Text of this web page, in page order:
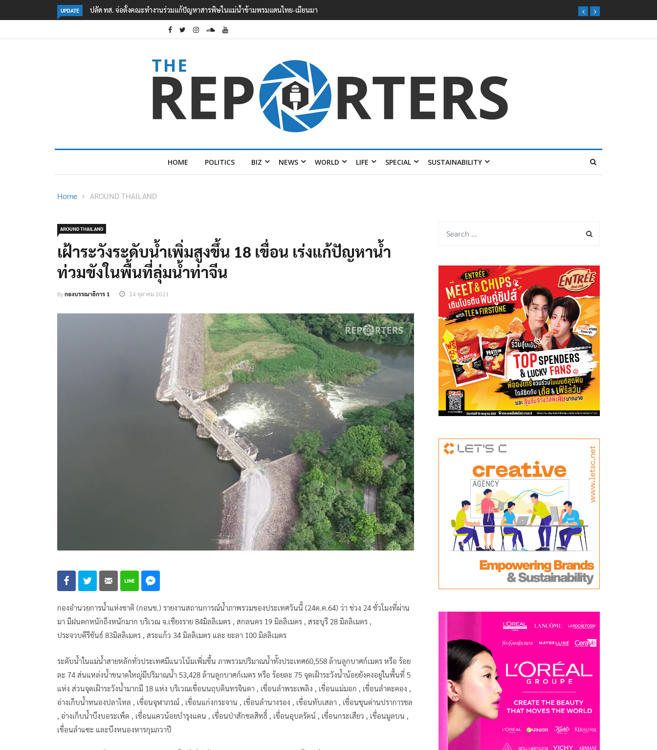
UPDATE คืบหน้าเหตุกราดยิงโรงเรียนเทพศิรินทร์ นนทบุรี บาดเจ็บอย่างน้อย 15 เสียชีวิตแล้ว 5
HOME POLITICS BIZ NEWS WORLD LIFE SPECIAL SUSTAINABILITY
Home AROUND THAILAND
AROUND THAILAND
เฝ้าระวังระดับน้ำเพิ่มสูงขึ้น 18 เขื่อน เร่งแก้ปัญหาน้ำ
ท่วมขังในพื้นที่ลุ่มน้ำท่าจีน
Byกองบรรณาธิการ 1 24 ตุลาคม 2021
กองอำนวยการน้ำแห่งชาติ (กอนช.) รายงานสถานการณ์น้ำภาพรวมของประเทศวันนี้ (24ต.ค.64) ว่า ช่วง 24 ชั่วโมงที่ผ่าน
มา มีฝนตกหนักถึงหนักมาก บริเวณ จ.เชียงราย 84มิลลิเมตร , สกลนคร 19 มิลลิเมตร , สระบุรี 28 มิลลิเมตร ,
ประจวบคีรีขันธ์ 83มิลลิเมตร , สระแก้ว 34 มิลลิเมตร และ ยะลา 100 มิลลิเมตร
ระดับน้ำในแม่น้ำสายหลักทั่วประเทศมีแนวโน้มเพิ่มขึ้น ภาพรวมปริมาณน้ำทั้งประเทศ60,558 ล้านลูกบาศก์เมตร หรือ ร้อย
ละ 74 ส่นแหล่งน้ำขนาดใหญ่มีปริมาณน้ำ 53,428 ล้านลูกบาศก์เมตร หรือ ร้อยละ 75 จุดเฝ้าระวังน้ำน้อยยังคงอยู่ในพื้นที่ 5
แห่ง ส่วนจุดเฝ้าระวังน้ำมากมี 18 แห่ง บริเวณเขื่อนนฤบดินทรจินดา , เขื่อนลำพระเพลิง , เขื่อนแม่มอก , เขื่อนลำตะคอง ,
อ่างเก็บน้ำหนองปลาไหล , เขื่อนจุฬาภรณ์ , เขื่อนแก่งกระจาน , เขื่อนลำนางรอง , เขื่อนทับเสลา , เขื่อนขุนด่านปราการชล
, อ่างเก็บน้ำบึงบอระเพ็ด , เขื่อนแควน้อยบำรุงแดน , เขื่อนป่าสักชลสิทธิ์ , เขื่อนอุบลรัตน์ , เขื่อนกระเสียว , เขื่อนมูลบน ,
เขื่อนลำแซะ และบึงหนองหารกุมภวาปี